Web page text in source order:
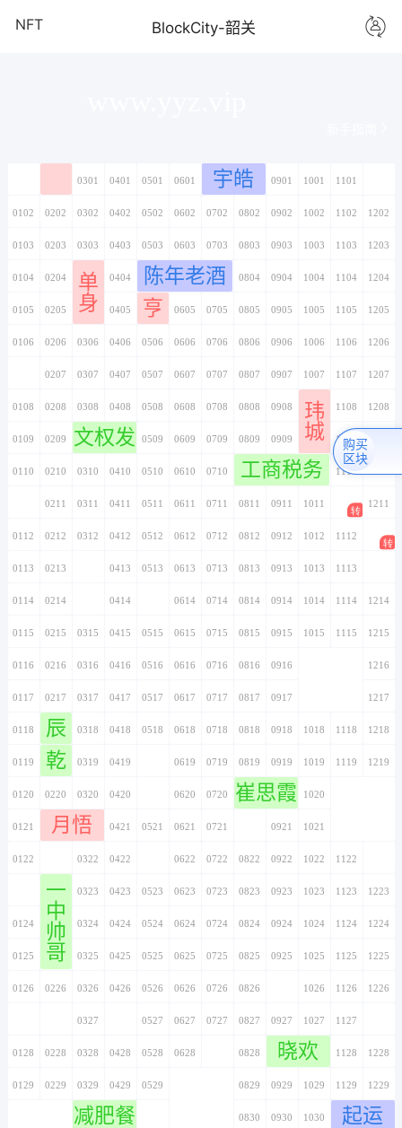
NFT BlockCity-韶关
0301 0401 0501 0601 0701
宇皓
0801 0901 1001 1101
0102 0202 0302 0402 0502 0602 0702 0802 0902 1002 1102 1202
0103 0203 0303 0403 0503 0603 0703 0803 0903 1003 1103 1203
0104 0204 0304
单
身
0404 0504
陈年老酒
0604 0704 0804 0904 1004 1104 1204
0105 0205 0305 0405 0505
亨 0605 0705 0805 0905 1005 1105 1205
0106 0206 0306 0406 0506 0606 0706 0806 0906 1006 1106 1206
0207 0307 0407 0507 0607 0707 0807 0907 1007 1107 1207
0108 0208 0308 0408 0508 0608 0708 0808 0908 1008
玮
城
1108 1208
0109 0209 0309
文权发
0409 0509 0609 0709 0809 0909 1009 1109
0110 0210 0310 0410 0510 0610 0710 工商税务
0910 1010 1110
0211 0311 0411 0511 0611 0711 0811 0911 1011 1111 1211
0112 0212 0312 0412 0512 0612 0712 0812 0912 1012 1112 1212
0113 0213 0413 0513 0613 0713 0813 0913 1013 1113
0114 0214 0414 0614 0714 0814 0914 1014 1114 1214
0115 0215 0315 0415 0515 0615 0715 0815 0915 1015 1115 1215
0116 0216 0316 0416 0516 0616 0716 0816 0916 1216
0117 0217 0317 0417 0517 0617 0717 0817 0917 1217
0118 0218
辰 0318 0418 0518 0618 0718 0818 0918 1018 1118 1218
0119 0219
乾 0319 0419 0619 0719 0819 0919 1019 1119 1219
0120 0220 0320 0420 0620 0720 0820
崔思霞
0920 1020
0121 0221
月悟
0321 0421 0521 0621 0721 0921 1021
0122 0322 0422 0622 0722 0822 0922 1022 1122
0223
一
中
帅
哥
0323 0423 0523 0623 0723 0823 0923 1023 1123 1223
0124 0224 0324 0424 0524 0624 0724 0824 0924 1024 1124 1224
0125 0225 0325 0425 0525 0625 0725 0825 0925 1025 1125 1225
0126 0226 0326 0426 0526 0626 0726 0826 1026 1126 1226
0327 0527 0627 0727 0827 0927 1027 1127
0128 0228 0328 0428 0528 0628 0828 0928
晓欢
1028 1128 1228
0129 0229 0329 0429 0529 0829 0929 1029 1129 1229
0330
减肥餐
0430 0830 0930 1030 1130
起运
1230
购买
区块